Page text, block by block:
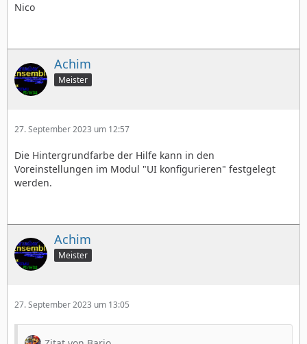
Nico
Achim
Meister
27. September 2023 um 12:57
Die Hintergrundfarbe der Hilfe kann in den
Voreinstellungen im Modul "UI konfigurieren" festgelegt
werden.
Achim
Meister
27. September 2023 um 13:05